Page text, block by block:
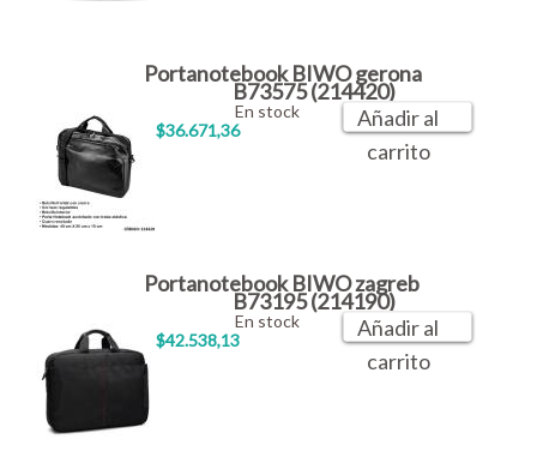
Portanotebook BIWO gerona
B73575 (214420)
$36.671,36
En stock
Añadir al
carrito
Portanotebook BIWO zagreb
B73195 (214190)
$42.538,13
En stock
Añadir al
carrito